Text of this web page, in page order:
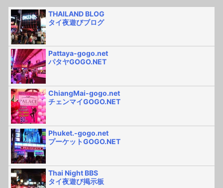
THAILAND BLOG
タイ夜遊びブログ
Pattaya-gogo.net
パタヤGOGO.NET
ChiangMai-gogo.net
チェンマイGOGO.NET
Phuket.-gogo.net
プーケットGOGO.NET
Thai Night BBS
タイ夜遊び掲示板